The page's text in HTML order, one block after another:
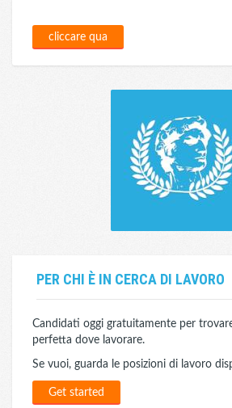
cliccare qua
PER CHI È IN CERCA DI LAVORO
Candidati oggi gratuitamente per
perfetta dove lavorare.
Se vuoi, guarda le posizioni di lavoro
Get started